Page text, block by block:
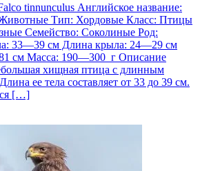
tinnunculus Английское название:
Животные Тип: Хордовые Класс: Птицы
Семейство: Соколиные Род:
33—39 см Длина крыла: 24—29 см
см Масса: 190—300 г Описание
хищная птица с длинным
ее тела составляет от 33 до 39 см.
[…]